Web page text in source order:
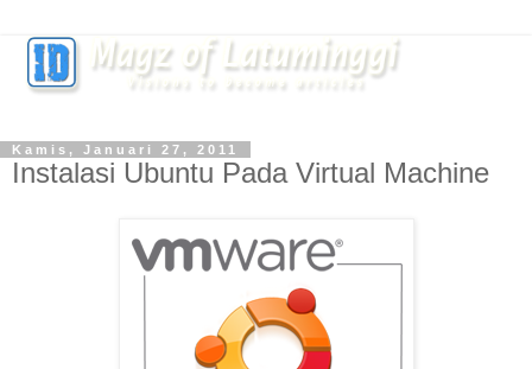
Kamis, Januari 27, 2011
Instalasi Ubuntu Pada Virtual Machine